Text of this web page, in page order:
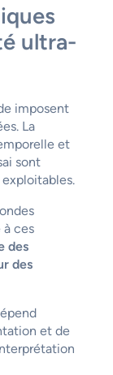
ultra-
imposent
La
et
sont
ces
des
des
et de